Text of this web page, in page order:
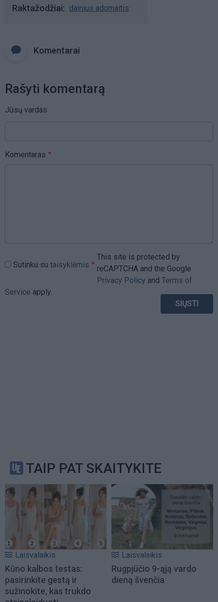
Raktažodžiai dainius adomaitis
Komentarai
Rašyti komentarą
Jūsų vardas
Komentaras
Sutinku su taisyklėmis
This site is protected by
reCAPTCHA and the Google
Privacy Policy and Terms of
Service apply.
TAIP PAT SKAITYKITE
Laisvalaikis
Kūno kalbos testas:
pasirinkite gestą ir
sužinokite, kas trukdo
Laisvalaikis
Rugpjūčio 9-ąją vardo
dieną švenčia